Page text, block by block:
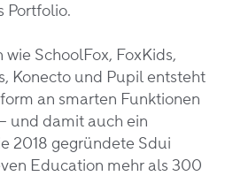
Portfolio.
SchoolFox, FoxKids,
Konecto und Pupil entsteht
an smarten Funktionen
und damit auch ein
2018 gegründete Sdui
Education mehr als 300